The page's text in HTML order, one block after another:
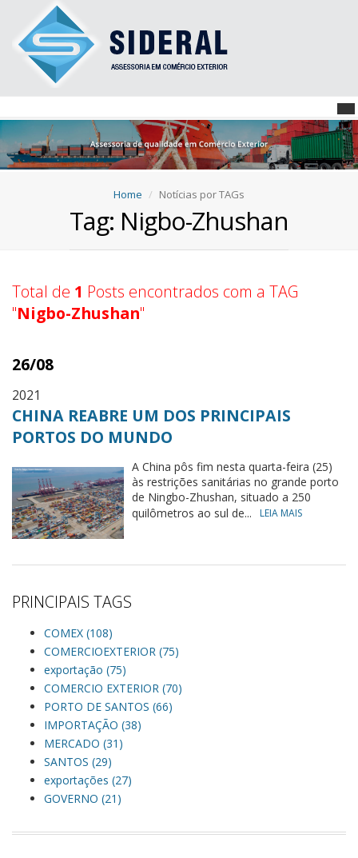
Home Notícias por TAGs
Tag: Nigbo-Zhushan
Total de 1 Posts encontrados com a TAG
"Nigbo-Zhushan"
26/08
2021
CHINA REABRE UM DOS PRINCIPAIS
PORTOS DO MUNDO
A China pôs fim nesta quarta-feira (25)
às restrições sanitárias no grande porto
de Ningbo-Zhushan, situado a 250
quilômetros ao sul de...
LEIA MAIS
PRINCIPAIS TAGS
COMEX (108)
COMERCIOEXTERIOR (75)
exportação (75)
COMERCIO EXTERIOR (70)
PORTO DE SANTOS (66)
IMPORTAÇÃO (38)
MERCADO (31)
SANTOS (29)
exportações (27)
GOVERNO (21)